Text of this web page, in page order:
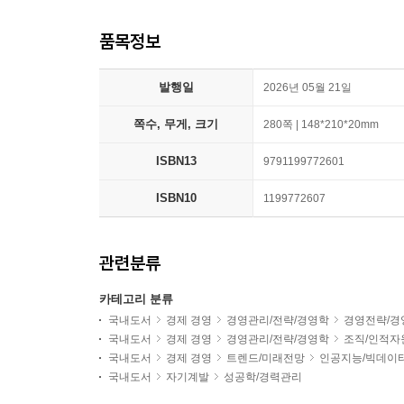
품목정보
발행일 2026년 05월 21일
쪽수, 무게, 크기 280쪽 | 148*210*20mm
ISBN13 9791199772601
ISBN10 1199772607
관련분류
카테고리 분류
국내도서 경제 경영 경영관리/전략/경영학
경영전략/경
국내도서
경제 경영 경영관리/전략/경영학
조직/인적자
국내도서
경제 경영 트렌드/미래전망
인공지능/빅데이
국내도서
자기계발 성공학/경력관리